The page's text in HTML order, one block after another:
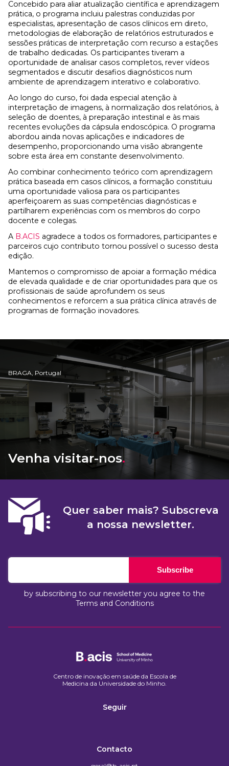
Concebido para aliar atualização científica e aprendizagem
prática, o programa incluiu palestras conduzidas por
especialistas, apresentação de casos clínicos em direto,
metodologias de elaboração de relatórios estruturados e
sessões práticas de interpretação com recurso a estações
de trabalho dedicadas. Os participantes tiveram a
oportunidade de analisar casos completos, rever vídeos
segmentados e discutir desafios diagnósticos num
ambiente de aprendizagem interativo e colaborativo.
Ao longo do curso, foi dada especial atenção à
interpretação de imagens, à normalização dos relatórios, à
seleção de doentes, à preparação intestinal e às mais
recentes evoluções da cápsula endoscópica. O programa
abordou ainda novas aplicações e indicadores de
desempenho, proporcionando uma visão abrangente
sobre esta área em constante desenvolvimento.
Ao combinar conhecimento teórico com aprendizagem
prática baseada em casos clínicos, a formação constituiu
uma oportunidade valiosa para os participantes
aperfeiçoarem as suas competências diagnósticas e
partilharem experiências com os membros do corpo
docente e colegas.
A B.ACIS agradece a todos os formadores, participantes e
parceiros cujo contributo tornou possível o sucesso desta
edição.
Mantemos o compromisso de apoiar a formação médica
de elevada qualidade e de criar oportunidades para que os
profissionais de saúde aprofundem os seus
conhecimentos e reforcem a sua prática clínica através de
programas de formação inovadores.
BRAGA, Portugal
Venha visitar-nos.
Quer saber mais? Subscreva
a nossa newsletter.
Subscribe
by subscribing to our newsletter you agree to the
Terms and Conditions
Centro de inovação em saúde da Escola de
Medicina da Universidade do Minho.​
Seguir
Contacto